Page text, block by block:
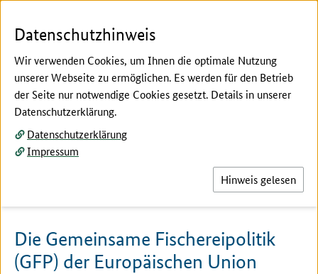
Hier beginnt der Hauptinhalt dieser Seite
Fischereipolitische
Die Gemeinsame Fischereipolitik
(GFP) der Europäischen Union
Datenschutzhinweis
Wir verwenden Cookies, um Ihnen die optimale Nutzung
unserer Webseite zu ermöglichen. Es werden für den Betrieb
der Seite nur notwendige Cookies gesetzt. Details in unserer
Datenschutzerklärung.
Datenschutzerklärung
Impressum
Hinweis gelesen